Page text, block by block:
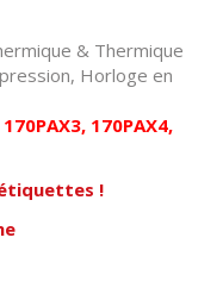
& Thermique
Horloge en
170PAX4,
!